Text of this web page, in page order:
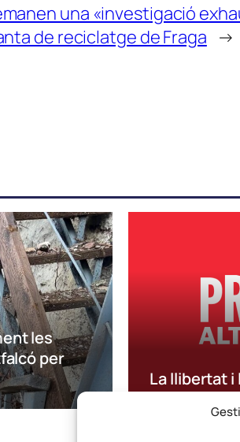
una «investigació
de reciclatge de Fraga →
les
per
La llibertat i